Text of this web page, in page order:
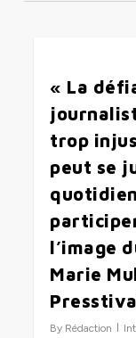
« La
trop
peut se
l’image
Marie
By Rédaction